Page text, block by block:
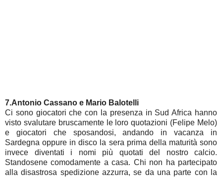
7.Antonio Cassano e Mario Balotelli
Ci sono giocatori che con la presenza in Sud Africa hanno
visto svalutare bruscamente le loro quotazioni (Felipe Melo)
e giocatori che sposandosi, andando in vacanza in
Sardegna oppure in disco la sera prima della maturità sono
invece diventati i nomi più quotati del nostro calcio.
Standosene comodamente a casa. Chi non ha partecipato
alla disastrosa spedizione azzurra, se da una parte con la